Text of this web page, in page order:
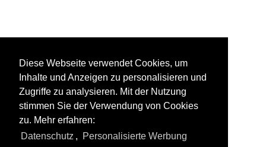
Diese Webseite verwendet Cookies, um
Inhalte und Anzeigen zu personalisieren und
Zugriffe zu analysieren. Mit der Nutzung
stimmen Sie der Verwendung von Cookies
zu. Mehr erfahren:
Datenschutz , Personalisierte Werbung